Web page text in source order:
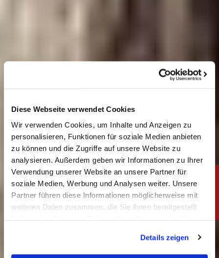
Diese Webseite verwendet Cookies
Wir verwenden Cookies, um Inhalte und Anzeigen zu
personalisieren, Funktionen für soziale Medien anbieten
zu können und die Zugriffe auf unsere Website zu
analysieren. Außerdem geben wir Informationen zu Ihrer
Verwendung unserer Website an unsere Partner für
soziale Medien, Werbung und Analysen weiter. Unsere
Partner führen diese Informationen möglicherweise mit
weiteren Daten zusammen, die Sie ihnen bereitgestellt
Cookies, wenn Sie unsere Webseite weiterhin nutzen.
Impressum
|Datenschutz
Details zeigen
Adera°
Deine neue
Abbrandregelung